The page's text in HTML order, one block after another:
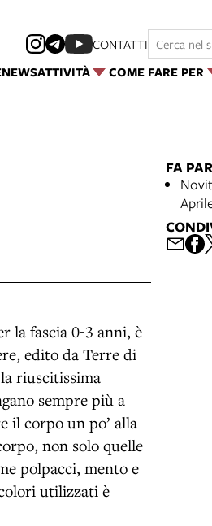
NEWSATTIVITÀ COME FARE PER
CONTATTI
la fascia 0-3 anni, è
edito da Terre di
riuscitissima
sempre più a
il corpo un po’ alla
non solo quelle
polpacci, mento e
utilizzati è
FA